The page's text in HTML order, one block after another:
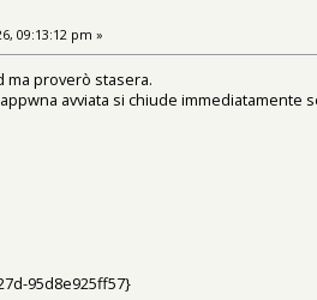
09:13:12 pm »
ma proverò stasera.
avviata si chiude immediatamente
95d8e925ff57}